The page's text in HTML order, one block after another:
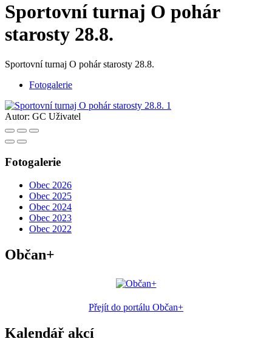
Sportovní turnaj O pohár
starosty 28.8.
Sportovní turnaj O pohár starosty 28.8.
Fotogalerie
Autor: GC Uživatel
Fotogalerie
Obec 2026
Obec 2025
Obec 2024
Obec 2023
Obec 2022
Občan+
Přejít do portálu Občan+
Kalendář akcí